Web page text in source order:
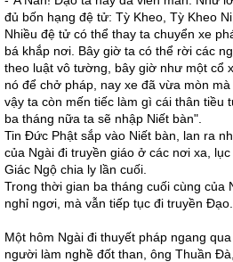
đủ bốn hạng đệ tử: Tỳ Kheo, Tỳ Kheo
Nhiều đệ tử có thể thay ta chuyển xe
bá khắp nơi. Bây giờ ta có thể rời các
theo luật vô tường, bây giờ như một cổ
nó để chở pháp, nay xe đã vừa mòn
vậy ta còn mến tiếc làm gì cái thân tiều
ba tháng nữa ta sẽ nhập Niết bàn".
Tin Ðức Phật sắp vào Niết bàn, lan ra
của Ngài đi truyền giáo ở các nơi xa,
Giác Ngộ chia ly lần cuối.
Trong thời gian ba tháng cuối cùng của
nghỉ ngơi, mà vẫn tiếp tục đi truyền Ðạo.
Một hôm Ngài đi thuyết pháp ngang
người làm nghề đốt than, ông Thuần